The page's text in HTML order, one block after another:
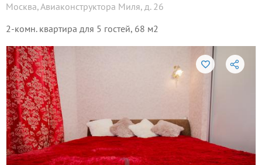
Москва,Авиаконструктора Миля, д. 26
2-комн. квартира для 5 гостей, 68 м2